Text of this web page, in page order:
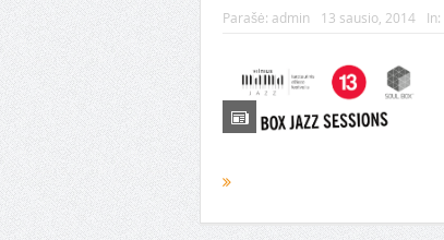
Parašė: admin 13 sausio, 2014 In: